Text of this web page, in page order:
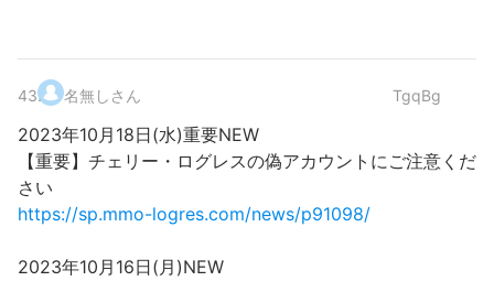
43. 名無しさん TgqBg
2023年10月18日(水)重要NEW
【重要】チェリー・ログレスの偽アカウントにご注意くだ
さい
https://sp.mmo-logres.com/news/p91098/
2023年10月16日(月)NEW